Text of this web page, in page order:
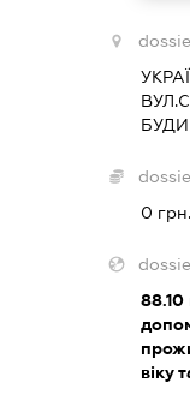
0 грн.
88.10
віку